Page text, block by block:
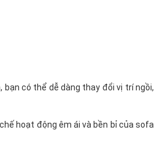
có thể dễ dàng thay đổi vị trí ngồi,
hoạt động êm ái và bền bỉ của sofa